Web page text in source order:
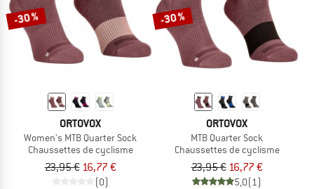
-30 %
ORTOVOX
Women's MTB Quarter Sock
Chaussettes de cyclisme
23,95 € 16,77 €
(0)
-30 %
ORTOVOX
MTB Quarter Sock
Chaussettes de cyclisme
23,95 € 16,77 €
5,0(1)